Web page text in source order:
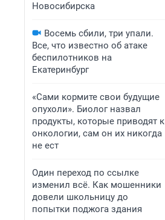
Новосибирска
Восемь сбили, три упали.
Все, что известно об атаке
беспилотников на
Екатеринбург
«Сами кормите свои будущие
опухоли». Биолог назвал
продукты, которые приводят к
онкологии, сам он их никогда
не ест
Один переход по ссылке
изменил всё. Как мошенники
довели школьницу до
попытки поджога здания